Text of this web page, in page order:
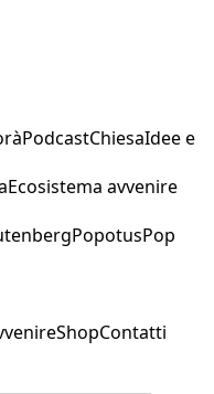
PodcastChiesaIdee e
Ecosistema avvenire
PopotusPop
ShopContatti